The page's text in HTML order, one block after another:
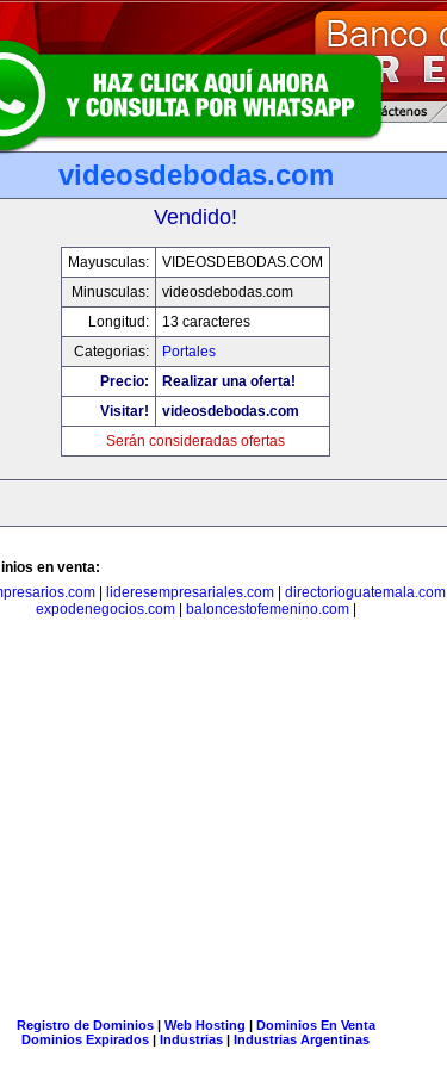
videosdebodas.com
Vendido!
Mayusculas:
VIDEOSDEBODAS.COM
Minusculas:
videosdebodas.com
Longitud:
13 caracteres
Categorias:
Portales
Precio:
Realizar una oferta!
Visitar!
videosdebodas.com
Serán consideradas ofertas
en venta:
| lideresempresariales.com| directorioguatemala.com|
expodenegocios.com| baloncestofemenino.com|
Registro de Dominios| Web Hosting | Dominios En Venta
Dominios Expirados | Industrias | Industrias Argentinas